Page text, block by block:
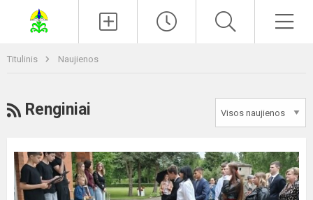
Titulinis Naujienos
RSS
Renginiai
Paskutinio
skambučio
šventė